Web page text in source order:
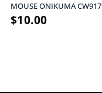
MOUSE ONIKUMA CW917
$10.00